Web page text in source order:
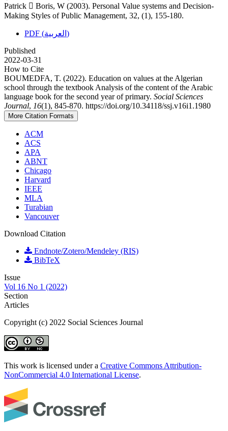
Patrick  Boris, W (2003). Personal Value systems and Decision-
Making Styles of Public Management, 32, (1), 155-180.
PDF (العربية)
Published
2022-03-31
How to Cite
BOUMEDFA, T. (2022). Education on values at the Algerian
school through the textbook Analysis of the content of the Arabic
language book for the second year of primary. Social Sciences
Journal, 16(1), 845-870. https://doi.org/10.34118/ssj.v16i1.1980
More Citation Formats
ACM
ACS
APA
ABNT
Chicago
Harvard
IEEE
MLA
Turabian
Vancouver
Download Citation
Endnote/Zotero/Mendeley (RIS)
BibTeX
Issue
Vol 16 No 1 (2022)
Section
Articles
Copyright (c) 2022 Social Sciences Journal
This work is licensed under a Creative Commons Attribution-
NonCommercial 4.0 International License.